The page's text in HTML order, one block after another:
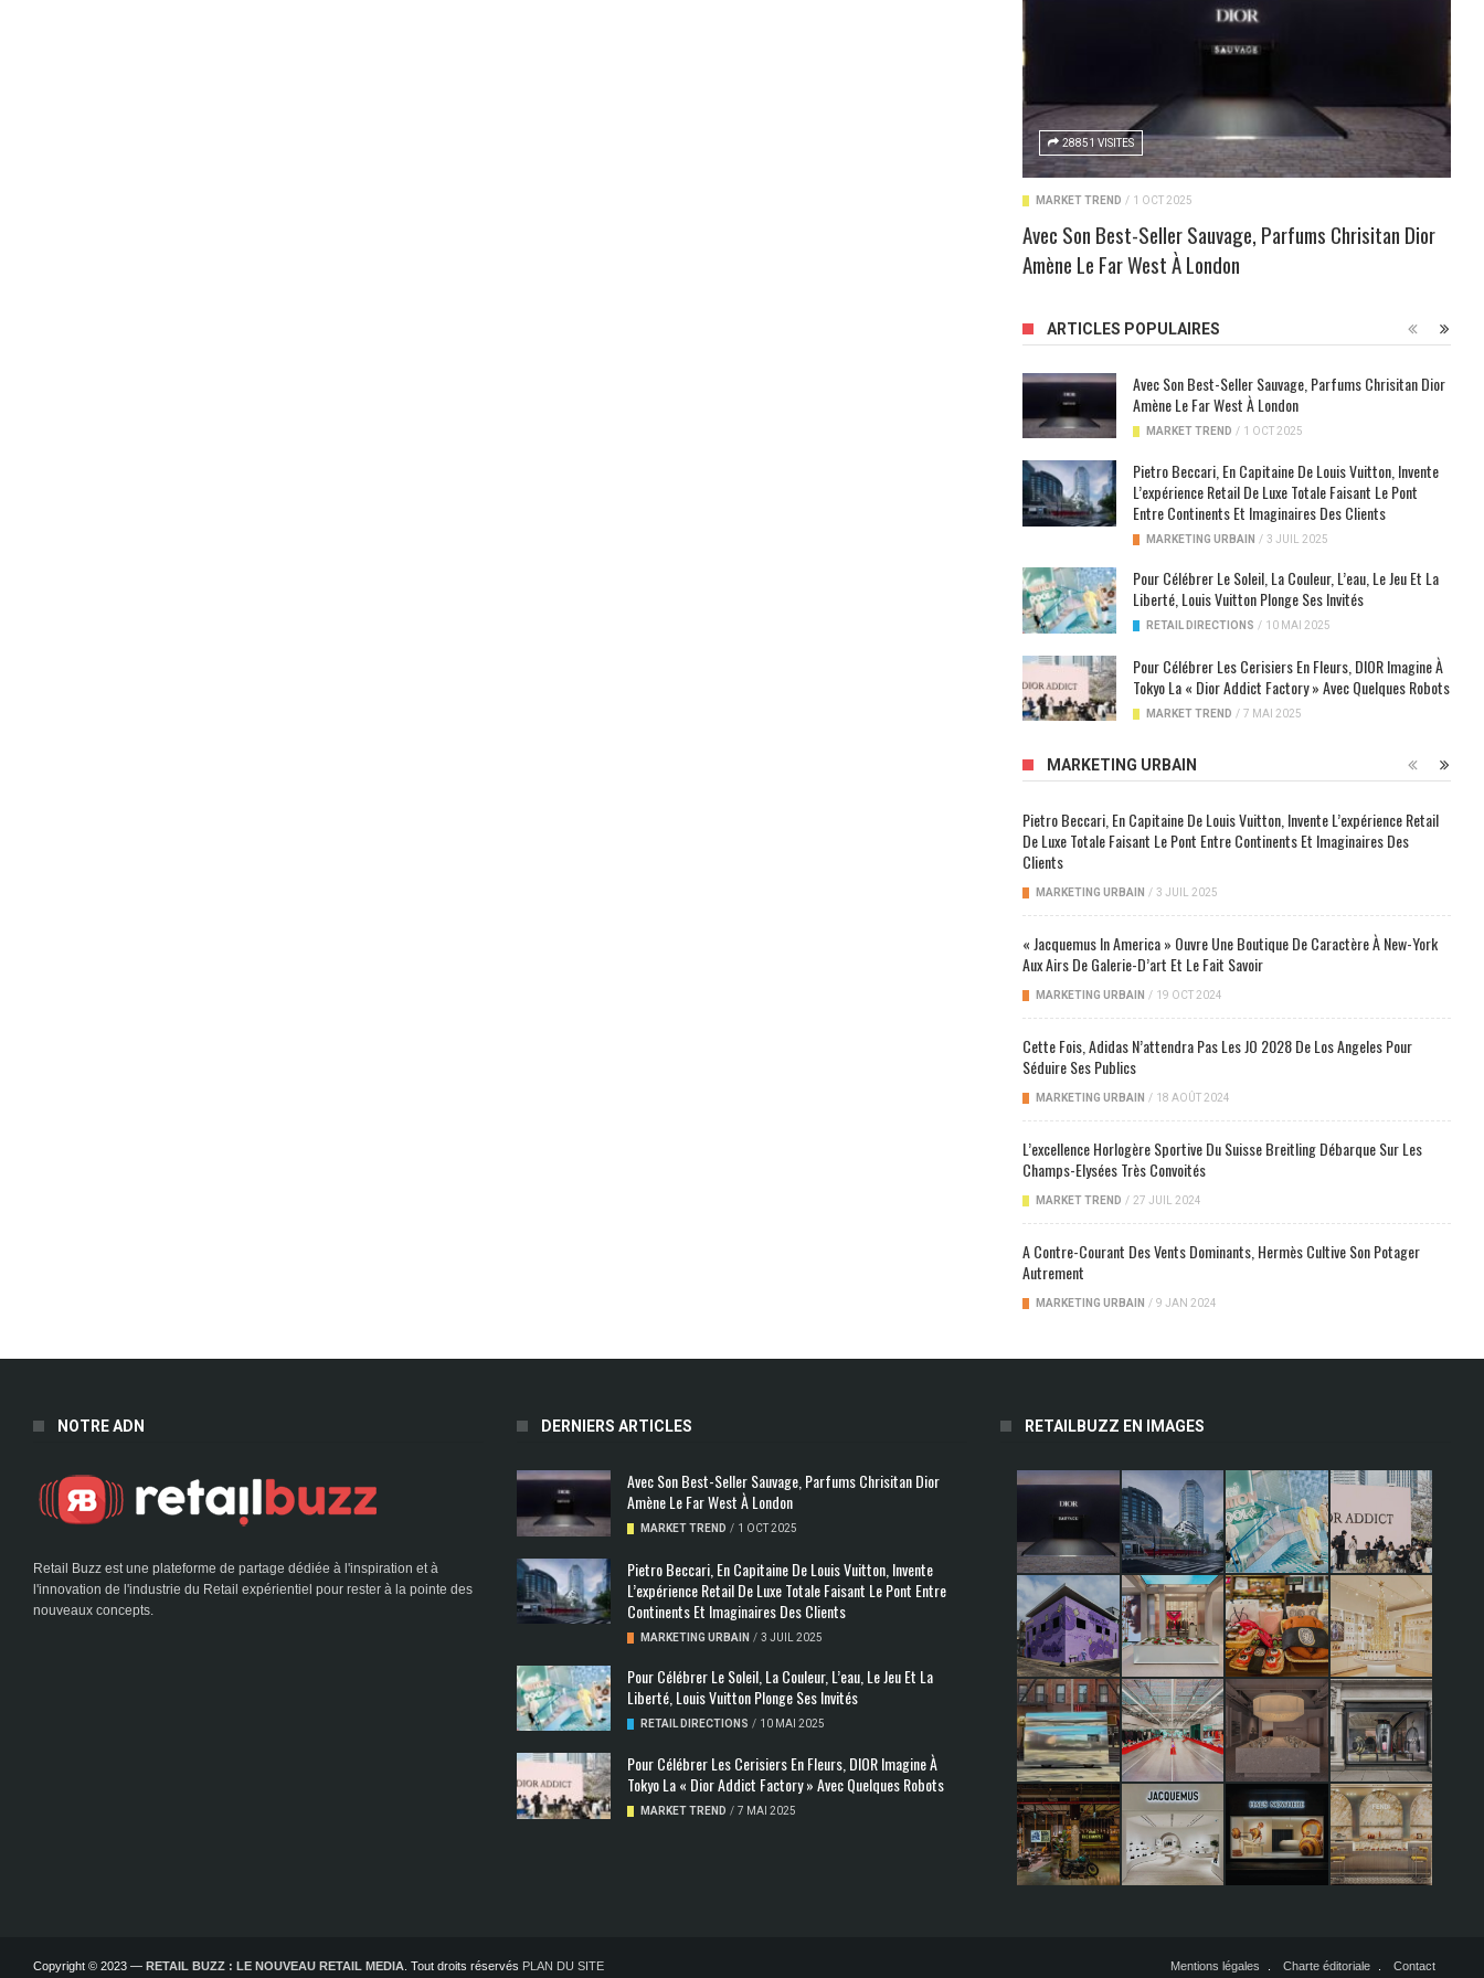
28851 VISITES
MARKET TREND / 1 OCT 2025
Avec Son Best-Seller Sauvage, Parfums Chrisitan Dior
Amène Le Far West À London
ARTICLES POPULAIRES
Avec Son Best-Seller Sauvage, Parfums Chrisitan Dior
Amène Le Far West À London
MARKET TREND / 1 OCT 2025
Pietro Beccari, En Capitaine De Louis Vuitton, Invente
L’expérience Retail De Luxe Totale Faisant Le Pont
Entre Continents Et Imaginaires Des Clients
MARKETING URBAIN / 3 JUIL 2025
Pour Célébrer Le Soleil, La Couleur, L’eau, Le Jeu Et La
Liberté, Louis Vuitton Plonge Ses Invités
RETAIL DIRECTIONS / 10 MAI 2025
Pour Célébrer Les Cerisiers En Fleurs, DIOR Imagine À
Tokyo La « Dior Addict Factory » Avec Quelques Robots
MARKET TREND / 7 MAI 2025
MARKETING URBAIN
Pietro Beccari, En Capitaine De Louis Vuitton, Invente L’expérience Retail
De Luxe Totale Faisant Le Pont Entre Continents Et Imaginaires Des
Clients
MARKETING URBAIN / 3 JUIL 2025
« Jacquemus In America » Ouvre Une Boutique De Caractère À New-York
Aux Airs De Galerie-D’art Et Le Fait Savoir
MARKETING URBAIN / 19 OCT 2024
Cette Fois, Adidas N’attendra Pas Les JO 2028 De Los Angeles Pour
Séduire Ses Publics
MARKETING URBAIN / 18 AOÛT 2024
L’excellence Horlogère Sportive Du Suisse Breitling Débarque Sur Les
Champs-Elysées Très Convoités
MARKET TREND / 27 JUIL 2024
A Contre-Courant Des Vents Dominants, Hermès Cultive Son Potager
Autrement
MARKETING URBAIN / 9 JAN 2024
NOTRE ADN
Retail Buzz est une plateforme de partage dédiée à l'inspiration et à
l'innovation de l'industrie du Retail expérientiel pour rester à la pointe des
nouveaux concepts.
DERNIERS ARTICLES
Avec Son Best-Seller Sauvage, Parfums Chrisitan Dior
Amène Le Far West À London
MARKET TREND / 1 OCT 2025
Pietro Beccari, En Capitaine De Louis Vuitton, Invente
L’expérience Retail De Luxe Totale Faisant Le Pont Entre
Continents Et Imaginaires Des Clients
MARKETING URBAIN / 3 JUIL 2025
Pour Célébrer Le Soleil, La Couleur, L’eau, Le Jeu Et La
Liberté, Louis Vuitton Plonge Ses Invités
RETAIL DIRECTIONS / 10 MAI 2025
Pour Célébrer Les Cerisiers En Fleurs, DIOR Imagine À
Tokyo La « Dior Addict Factory » Avec Quelques Robots
MARKET TREND / 7 MAI 2025
RETAILBUZZ EN IMAGES
Copyright © 2023 — RETAIL BUZZ : LE NOUVEAU RETAIL MEDIA. Tout droits réservés PLAN DU SITE Mentions légales Charte éditoriale Contact